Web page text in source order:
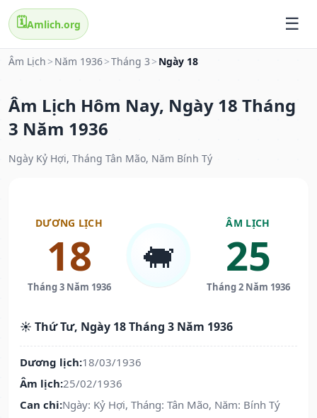
🗓️Amlich.org
Âm Lịch > Năm 1936>Tháng 3 > Ngày 18
Âm Lịch Hôm Nay, Ngày 18 Tháng
3 Năm 1936
Ngày Kỷ Hợi, Tháng Tân Mão, Năm Bính Tý
DƯƠNG LỊCH
18
Tháng 3 Năm 1936
🐖
ÂM LỊCH
25
Tháng 2 Năm 1936
☀️ Thứ Tư, Ngày 18 Tháng 3 Năm 1936
Dương lịch:18/03/1936
Âm lịch:25/02/1936
Can chi:Ngày: Kỷ Hợi, Tháng: Tân Mão, Năm: Bính Tý